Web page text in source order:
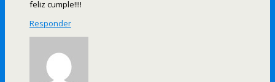
feliz cumple!!!!
Responder